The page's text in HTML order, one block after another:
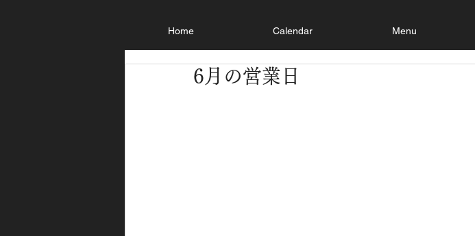
Home Calendar Menu
6月の営業日